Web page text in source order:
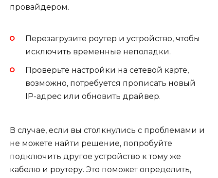
провайдером.
Перезагрузите роутер и устройство, чтобы
исключить временные неполадки.
Проверьте настройки на сетевой карте,
возможно, потребуется прописать новый
IP-адрес или обновить драйвер.
В случае, если вы столкнулись с проблемами и
не можете найти решение, попробуйте
подключить другое устройство к тому же
кабелю и роутеру. Это поможет определить,